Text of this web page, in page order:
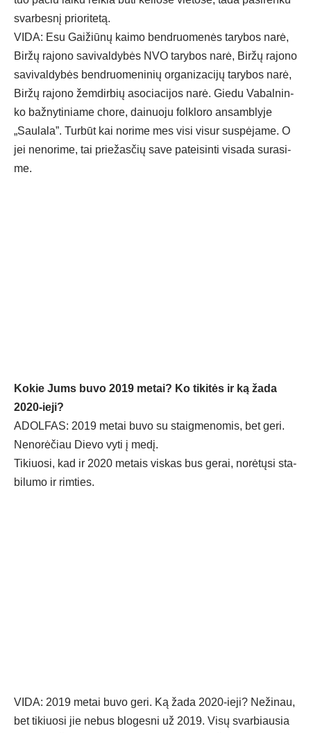
svar­bes­nį prio­ri­te­tą.
VI­DA: Esu Gai­žiū­nų kai­mo bend­ruo­me­nės ta­ry­bos na­rė,
Bir­žų ra­jo­no sa­vi­val­dy­bės NVO ta­ry­bos na­rė, Bir­žų ra­jo­no
sa­vi­val­dy­bės bend­ruo­me­ni­nių or­ga­ni­za­ci­jų ta­ry­bos na­rė,
Bir­žų ra­jo­no žem­dir­bių aso­cia­ci­jos na­rė. Gie­du Va­bal­nin­
ko baž­ny­ti­nia­me cho­re, dai­nuo­ju folk­lo­ro an­samb­ly­je
„Sau­la­la”. Tur­būt kai no­ri­me mes vi­si vi­sur su­spė­ja­me. O
jei ne­no­ri­me, tai prie­žas­čių sa­ve pa­tei­sin­ti vi­sa­da su­ra­si­
me.
Ko­kie Jums bu­vo 2019 me­tai? Ko ti­ki­tės ir ką ža­da
2020-ie­ji?
ADOL­FAS: 2019 me­tai bu­vo su staig­me­no­mis, bet ge­ri.
Ne­no­rė­čiau Die­vo vy­ti į me­dį.
Ti­kiuo­si, kad ir 2020 me­tais vis­kas bus ge­rai, no­rė­tų­si sta­
bi­lu­mo ir rim­ties.
VI­DA: 2019 me­tai bu­vo ge­ri. Ką ža­da 2020-ie­ji? Ne­ži­nau,
bet ti­kiuo­si jie ne­bus blo­ges­ni už 2019. Vi­sų svar­biau­sia